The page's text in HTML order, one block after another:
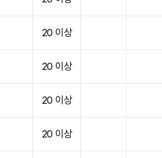
20 이상
20 이상
20 이상
20 이상